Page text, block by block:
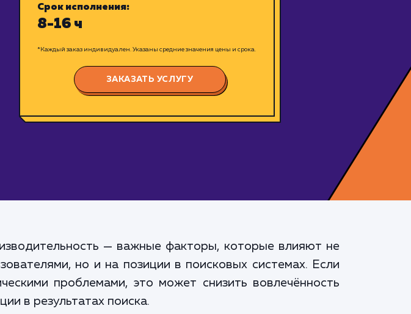
Срок исполнения:
8-16 ч
*Каждый заказ индивидуален. Указаны средние значения цены и срока.
ЗАКАЗАТЬ УСЛУГУ
— важные факторы, которые влияют не
но и на позиции в поисковых системах. Если
проблемами, это может снизить вовлечённость
в результатах поиска.